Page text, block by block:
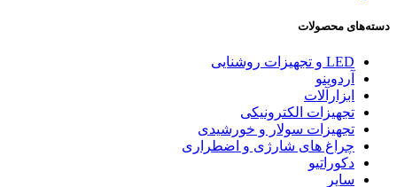
دسته‌های محصولات
LED و تجهیزات روشنایی
آردوینو
ابزارآلات
تجهیزات الکترونیکی
تجهیزات سولار و خورشیدی
چراغ های شارژی و اضطراری
دکوراتیو
سایر